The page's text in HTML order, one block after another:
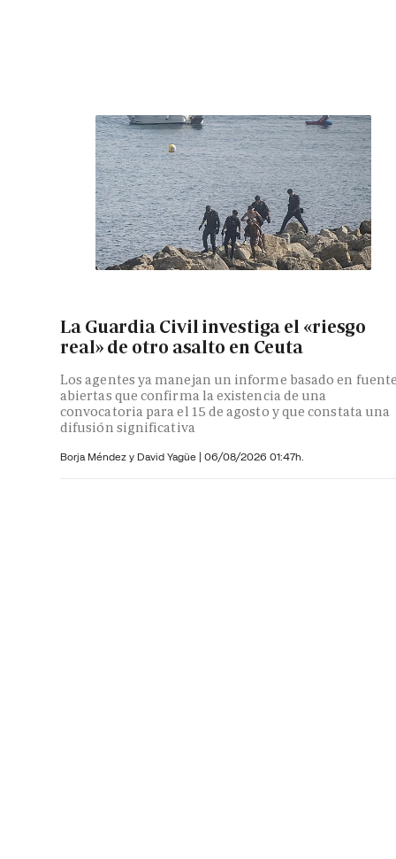
La Guardia Civil investiga el «riesgo
real» de otro asalto en Ceuta
Los agentes ya manejan un informe basado en
abiertas que confirma la existencia de una
convocatoria para el 15 de agosto y que constata una
difusión significativa
Borja Méndez y David Yagüe | 06/08/2026 01:47h.